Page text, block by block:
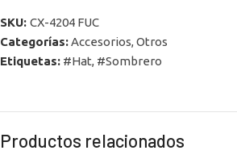
SKU: CX-4204 FUC
Categorías:Accesorios, Otros
Etiquetas: #Hat, #Sombrero
Productos relacionados